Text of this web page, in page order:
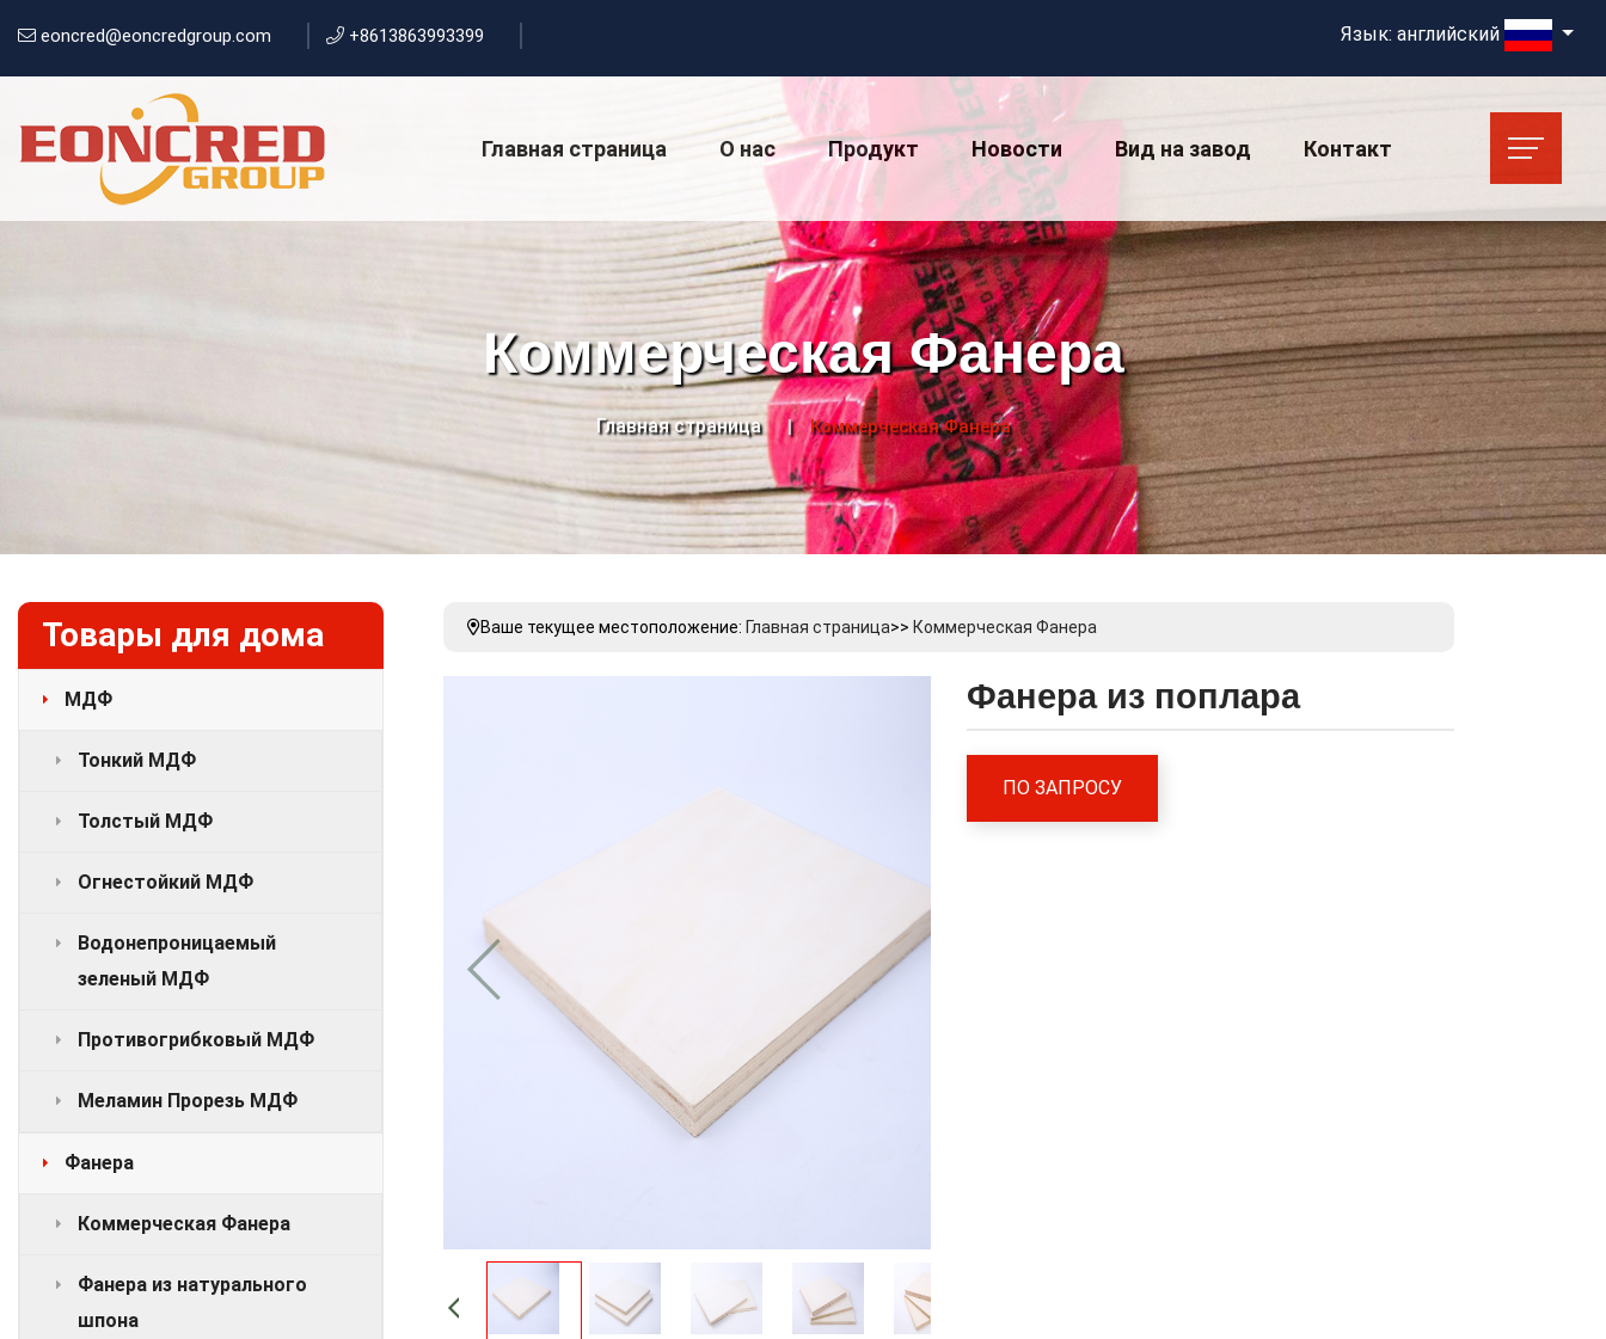
eoncred@eoncredgroup.com +8613863993399 Язык: английский
Главная страница О нас Продукт Новости Вид на завод Контакт
Коммерческая Фанера
Главная страница Коммерческая Фанера
Товары для дома
МДФ
Тонкий МДФ
Толстый МДФ
Огнестойкий МДФ
Водонепроницаемый
зеленый МДФ
Противогрибковый МДФ
Меламин Прорезь МДФ
Фанера
Коммерческая Фанера
Фанера из натурального
шпона
Ваше текущее местоположение: Главная страница>> Коммерческая Фанера
Фанера из поплара
ПО ЗАПРОСУ